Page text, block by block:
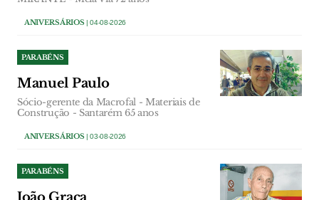
ANIVERSÁRIOS| 04-08-2026
PARABÉNS
Manuel Paulo
Sócio-gerente da Macrofal - Materiais de
Construção - Santarém 65 anos
ANIVERSÁRIOS| 03-08-2026
PARABÉNS